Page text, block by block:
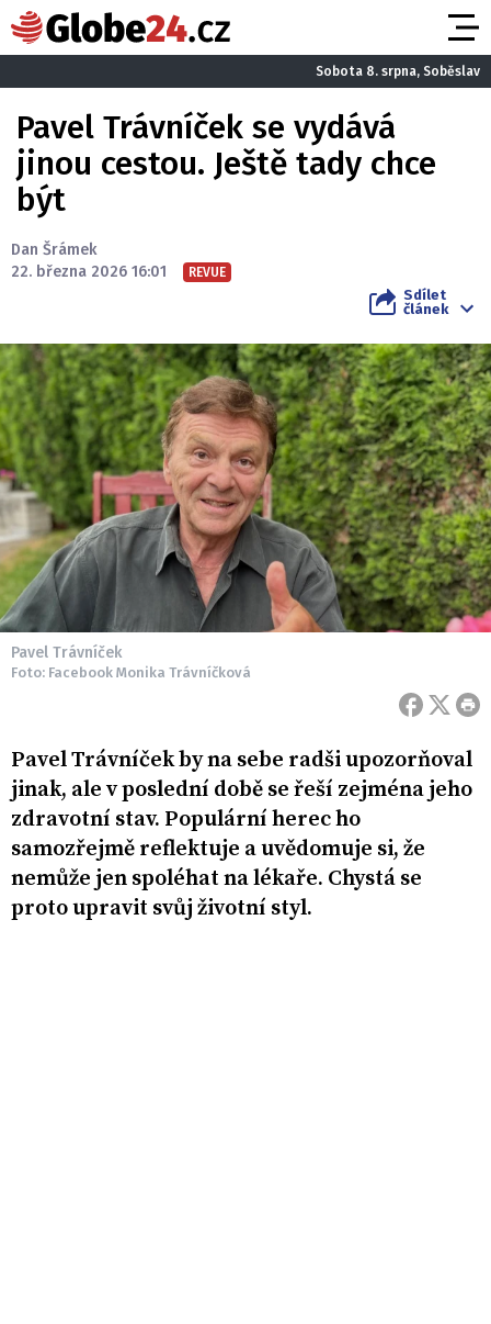
Sobota 8. srpna, Soběslav
Pavel Trávníček se vydává
jinou cestou. Ještě tady chce
být
Dan Šrámek
22. března 2026 16:01
REVUE
Sdílet
článek
Pavel Trávníček
Foto: Facebook Monika Trávníčková
Pavel Trávníček by na sebe radši upozorňoval
jinak, ale v poslední době se řeší zejména jeho
zdravotní stav. Populární herec ho
samozřejmě reflektuje a uvědomuje si, že
nemůže jen spoléhat na lékaře. Chystá se
proto upravit svůj životní styl.